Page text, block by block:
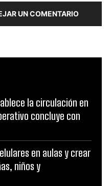
UN COMENTARIO
la circulación en
concluye con
en aulas y crear
niños y